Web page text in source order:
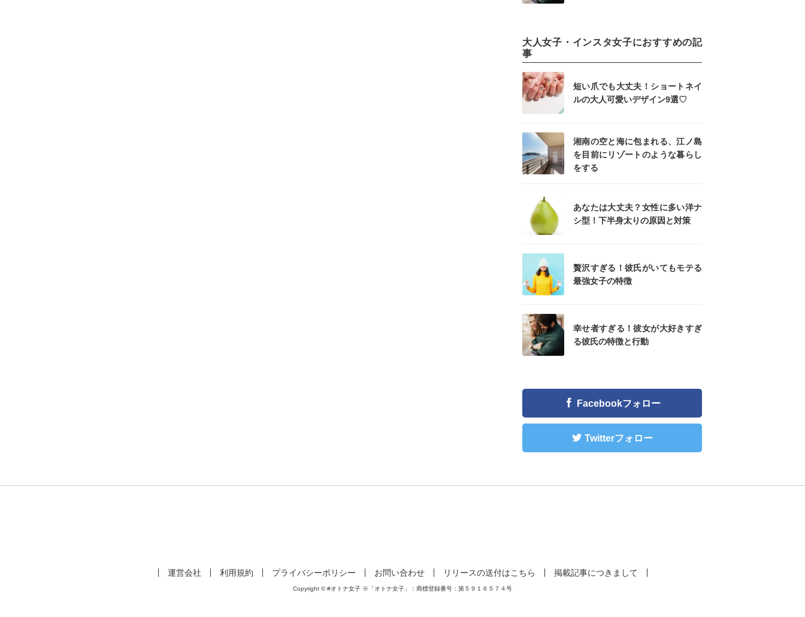
大人女子・インスタ女子におすすめの記
事
短い爪でも大丈夫！ショートネイ
ルの大人可愛いデザイン9選♡
湘南の空と海に包まれる、江ノ島
を目前にリゾートのような暮らし
をする
あなたは大丈夫？女性に多い洋ナ
シ型！下半身太りの原因と対策
贅沢すぎる！彼氏がいてもモテる
最強女子の特徴
幸せ者すぎる！彼女が大好きすぎ
る彼氏の特徴と行動
Facebookフォロー
Twitterフォロー
運営会社 利用規約 プライバシーポリシー お問い合わせ リリースの送付はこちら 掲載記事につきまして
Copyright © #オトナ女子 ※「オトナ女子」：商標登録番号：第５９１６５７４号